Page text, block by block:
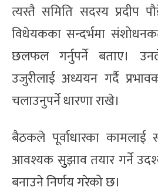
त्यस्तै समिति सदस्य प्रदीप
विधेयकका सन्दर्भमा
छलफल गर्नुपर्ने बताए।
उजुरीलाई अध्ययन गर्दै
चलाउनुपर्ने धारणा राखे।
बैठकले पूर्वाधारका कामलाई
आवश्यक सुुझाव तयार गर्ने
बनाउने निर्णय गरेको छ।